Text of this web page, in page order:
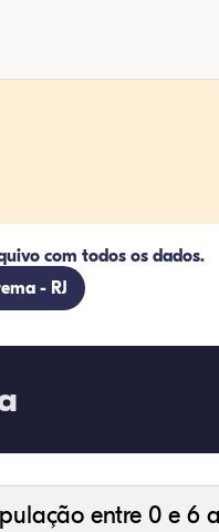
com todos os dados.
- RJ
entre 0 e 6